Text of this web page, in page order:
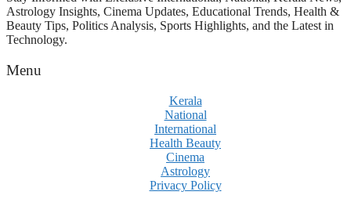
Astrology Insights, Cinema Updates, Educational Trends, Health &
Beauty Tips, Politics Analysis, Sports Highlights, and the Latest in
Technology.
Menu
Kerala
National
International
Health Beauty
Cinema
Astrology
Privacy Policy